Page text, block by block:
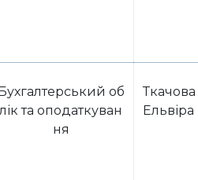
об
лік та оподаткуван
ня
Ткачова
Ельвіра